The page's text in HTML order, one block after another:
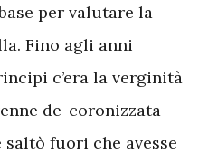
per valutare la
Fino agli anni
c’era la verginità
de-coronizzata
saltò fuori che avesse